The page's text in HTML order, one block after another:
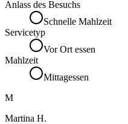
Anlass des Besuchs
Schnelle Mahlzeit
Servicetyp
Vor Ort essen
Mahlzeit
Mittagessen
M
Martina H.